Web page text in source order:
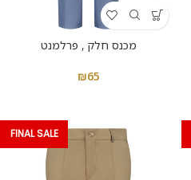
מכנס חלק , פרלמנט
₪65
FINAL SALE